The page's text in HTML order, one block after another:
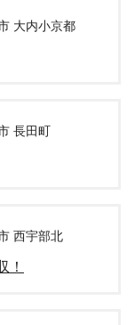
大内小京都
長田町
西宇部北
！